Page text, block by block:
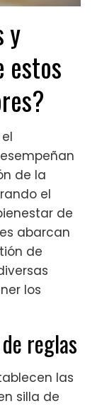
y
estos
de la
el
de
abarcan
de
los
reglas
las
silla de